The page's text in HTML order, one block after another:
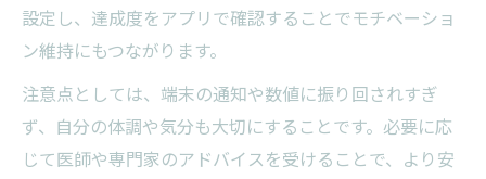
設定し、達成度をアプリで確認することでモチベーショ
ン維持にもつながります。
注意点としては、端末の通知や数値に振り回されすぎ
ず、自分の体調や気分も大切にすることです。必要に応
じて医師や専門家のアドバイスを受けることで、より安